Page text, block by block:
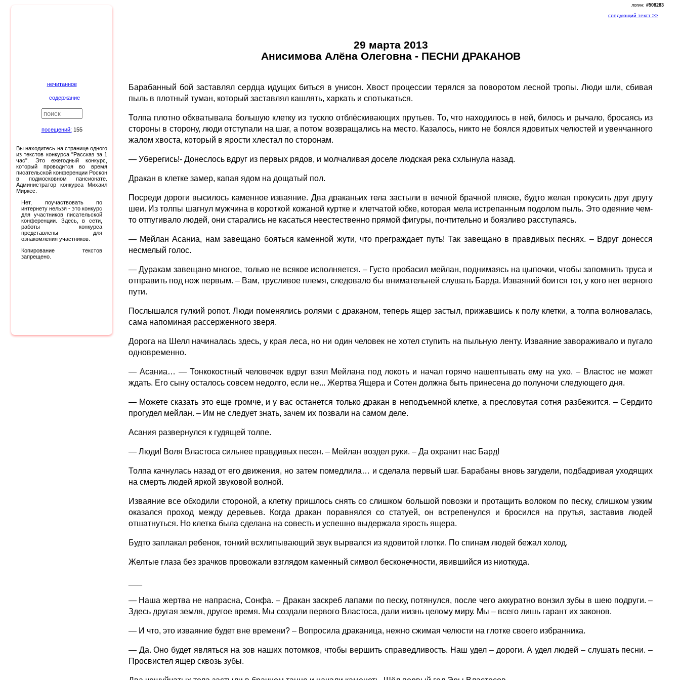
логин: #508283
нечитанное
содержание
посещений: 155
Вы находитесь на странице одного
из текстов конкурса "Рассказ за 1
час". Это ежегодный конкурс,
который проводится во время
писательской конференции Роскон
в подмосковном пансионате.
Администратор конкурса Михаил
Миркес.
Нет, поучаствовать по
интернету нельзя - это конкурс
для участников писательской
конференции. Здесь, в сети,
работы конкурса
представлены для
ознакомления участников.
Копирование текстов
запрещено.
следующий текст >>
29 марта 2013
Анисимова Алёна Олеговна - ПЕСНИ ДРАКАНОВ
Барабанный бой заставлял сердца идущих биться в унисон. Хвост процессии терялся за поворотом лесной тропы. Люди шли, сбивая
пыль в плотный туман, который заставлял кашлять, харкать и спотыкаться.
Толпа плотно обхватывала большую клетку из тускло отблёскивающих прутьев. То, что находилось в ней, билось и рычало, бросаясь из
стороны в сторону, люди отступали на шаг, а потом возвращались на место. Казалось, никто не боялся ядовитых челюстей и увенчанного
жалом хвоста, который в ярости хлестал по сторонам.
— Уберегись!- Донеслось вдруг из первых рядов, и молчаливая доселе людская река схлынула назад.
Дракан в клетке замер, капая ядом на дощатый пол.
Посреди дороги высилось каменное изваяние. Два драканьих тела застыли в вечной брачной пляске, будто желая прокусить друг другу
шеи. Из толпы шагнул мужчина в короткой кожаной куртке и клетчатой юбке, которая мела истрепанным подолом пыль. Это одеяние чем-
то отпугивало людей, они старались не касаться неестественно прямой фигуры, почтительно и боязливо расступаясь.
— Мейлан Асаниа, нам завещано бояться каменной жути, что преграждает путь! Так завещано в правдивых песнях. – Вдруг донесся
несмелый голос.
— Дуракам завещано многое, только не всякое исполняется. – Густо пробасил мейлан, поднимаясь на цыпочки, чтобы запомнить труса и
отправить под нож первым. – Вам, трусливое племя, следовало бы внимательней слушать Барда. Изваяний боится тот, у кого нет верного
пути.
Послышался гулкий ропот. Люди поменялись ролями с драканом, теперь ящер застыл, прижавшись к полу клетки, а толпа волновалась,
сама напоминая рассерженного зверя.
Дорога на Шелл начиналась здесь, у края леса, но ни один человек не хотел ступить на пыльную ленту. Изваяние завораживало и пугало
одновременно.
— Асаниа… — Тонкокостный человечек вдруг взял Мейлана под локоть и начал горячо нашептывать ему на ухо. – Властос не может
ждать. Его сыну осталось совсем недолго, если не... Жертва Ящера и Сотен должна быть принесена до полуночи следующего дня.
— Можете сказать это еще громче, и у вас останется только дракан в неподъемной клетке, а пресловутая сотня разбежится. – Сердито
прогудел мейлан. – Им не следует знать, зачем их позвали на самом деле.
Асания развернулся к гудящей толпе.
— Люди! Воля Властоса сильнее правдивых песен. – Мейлан воздел руки. – Да охранит нас Бард!
Толпа качнулась назад от его движения, но затем помедлила… и сделала первый шаг. Барабаны вновь загудели, подбадривая уходящих
на смерть людей яркой звуковой волной.
Изваяние все обходили стороной, а клетку пришлось снять со слишком большой повозки и протащить волоком по песку, слишком узким
оказался проход между деревьев. Когда дракан поравнялся со статуей, он встрепенулся и бросился на прутья, заставив людей
отшатнуться. Но клетка была сделана на совесть и успешно выдержала ярость ящера.
Будто заплакал ребенок, тонкий всхлипывающий звук вырвался из ядовитой глотки. По спинам людей бежал холод.
Желтые глаза без зрачков провожали взглядом каменный символ бесконечности, явившийся из ниоткуда.
— Наша жертва не напрасна, Сонфа. – Дракан заскреб лапами по песку, потянулся, после чего аккуратно вонзил зубы в шею подруги. –
Здесь другая земля, другое время. Мы создали первого Властоса, дали жизнь целому миру. Мы – всего лишь гарант их законов.
— И что, это изваяние будет вне времени? – Вопросила драканица, нежно сжимая челюсти на глотке своего избранника.
— Да. Оно будет являться на зов наших потомков, чтобы вершить справедливость. Наш удел – дороги. А удел людей – слушать песни. –
Просвистел ящер сквозь зубы.